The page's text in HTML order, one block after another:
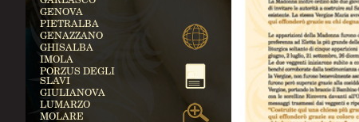
GENOVA
PIETRALBA
GENAZZANO
GHISALBA
IMOLA
PORZUS DEGLI
SLAVI
GIULIANOVA
LUMARZO
MOLARE